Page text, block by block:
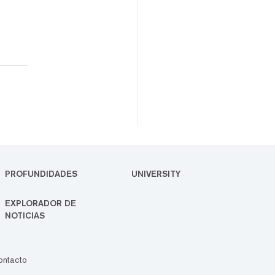
PROFUNDIDADES UNIVERSITY
EXPLORADOR DE
NOTICIAS